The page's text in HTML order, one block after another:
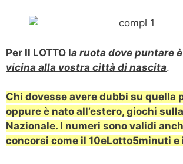
Per Il LOTTO la ruota dove puntare
vicina alla vostra città di nascita.
Chi dovesse avere dubbi su quella
oppure è nato all’estero, giochi
Nazionale. I numeri sono validi
concorsi come il 10eLotto5minuti e